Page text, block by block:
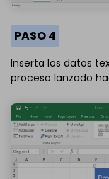
PASO 4
Inserta los datos
proceso lanzado